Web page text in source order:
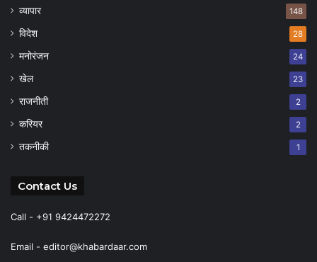
व्यापार 148
विदेश 28
मनोरंजन 24
खेल 23
राजनीती 2
करियर 2
तकनीकी 1
Contact Us
Call - +91 9424472272
Email - editor@khabardaar.com